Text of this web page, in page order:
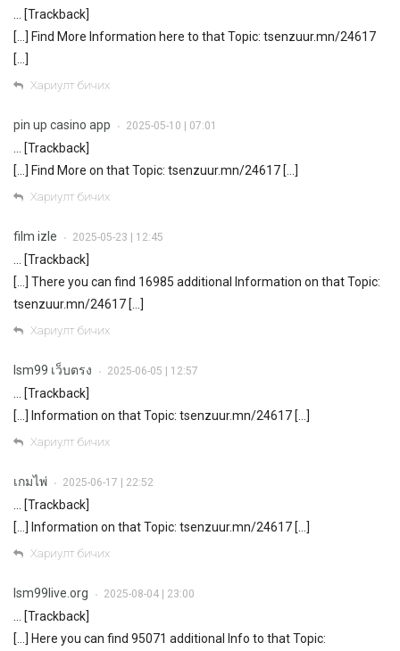
… [Trackback]
[…] Find More Information here to that Topic: tsenzuur.mn/24617
[…]
Хариулт бичих
pin up casino app • 2025-05-10 | 07:01
… [Trackback]
[…] Find More on that Topic: tsenzuur.mn/24617 […]
Хариулт бичих
film izle • 2025-05-23 | 12:45
… [Trackback]
[…] There you can find 16985 additional Information on that Topic:
tsenzuur.mn/24617 […]
Хариулт бичих
lsm99 เว็บตรง • 2025-06-05 | 12:57
… [Trackback]
[…] Information on that Topic: tsenzuur.mn/24617 […]
Хариулт бичих
เกมไพ่ • 2025-06-17 | 22:52
… [Trackback]
[…] Information on that Topic: tsenzuur.mn/24617 […]
Хариулт бичих
lsm99live.org • 2025-08-04 | 23:00
… [Trackback]
[…] Here you can find 95071 additional Info to that Topic: